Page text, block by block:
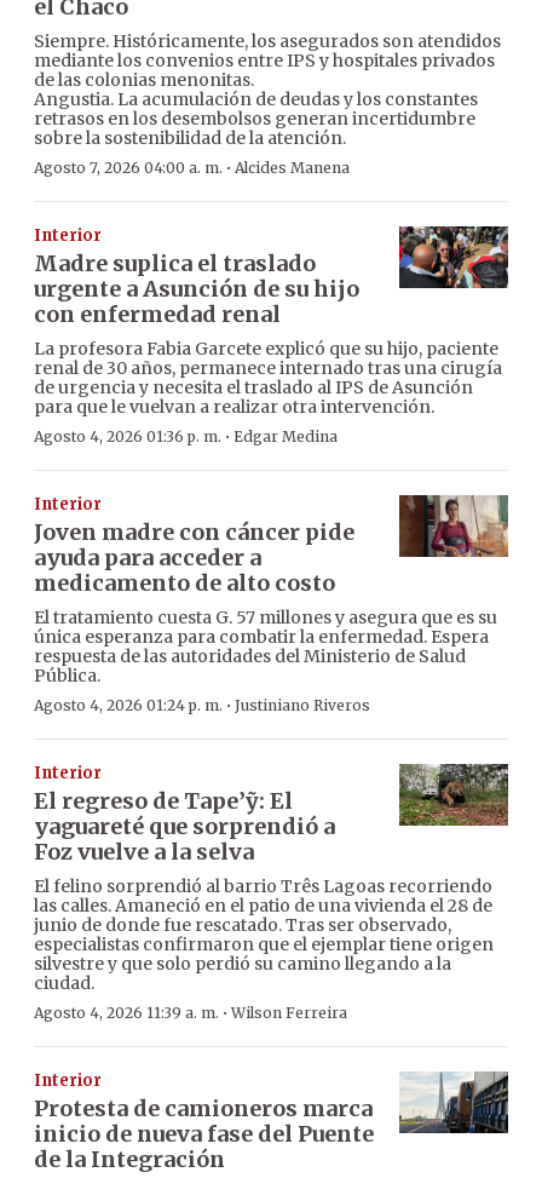
el Chaco
Siempre. Históricamente, los asegurados son atendidos
mediante los convenios entre IPS y hospitales privados
de las colonias menonitas.
Angustia. La acumulación de deudas y los constantes
retrasos en los desembolsos generan incertidumbre
sobre la sostenibilidad de la atención.
Agosto 7, 2026 04:00 a. m. · Alcides Manena
Interior
Madre suplica el traslado
urgente a Asunción de su hijo
con enfermedad renal
La profesora Fabia Garcete explicó que su hijo, paciente
renal de 30 años, permanece internado tras una cirugía
de urgencia y necesita el traslado al IPS de Asunción
para que le vuelvan a realizar otra intervención.
Agosto 4, 2026 01:36 p. m. · Edgar Medina
Interior
Joven madre con cáncer pide
ayuda para acceder a
medicamento de alto costo
El tratamiento cuesta G. 57 millones y asegura que es su
única esperanza para combatir la enfermedad. Espera
respuesta de las autoridades del Ministerio de Salud
Pública.
Agosto 4, 2026 01:24 p. m. · Justiniano Riveros
Interior
El regreso de Tape’ỹ: El
yaguareté que sorprendió a
Foz vuelve a la selva
El felino sorprendió al barrio Três Lagoas recorriendo
las calles. Amaneció en el patio de una vivienda el 28 de
junio de donde fue rescatado. Tras ser observado,
especialistas confirmaron que el ejemplar tiene origen
silvestre y que solo perdió su camino llegando a la
ciudad.
Agosto 4, 2026 11:39 a. m. ·Wilson Ferreira
Interior
Protesta de camioneros marca
inicio de nueva fase del Puente
de la Integración